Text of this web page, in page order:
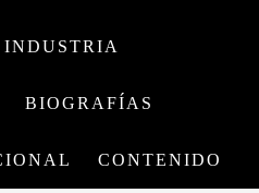
INDUSTRIA
BIOGRAFÍAS
CONTENIDO